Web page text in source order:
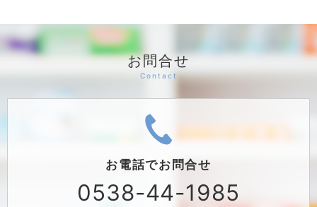
お問合せ
お電話でお問合せ
0538-44-1985